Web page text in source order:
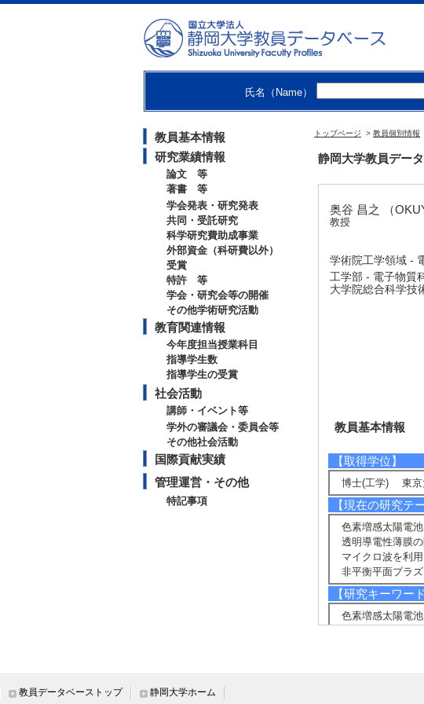
氏名（Name）
教員基本情報
研究業績情報
論文 等
著書 等
学会発表・研究発表
共同・受託研究
科学研究費助成事業
外部資金（科研費以外）
受賞
特許 等
学会・研究会等の開催
その他学術研究活動
教育関連情報
今年度担当授業科目
指導学生数
指導学生の受賞
社会活動
講師・イベント等
学外の審議会・委員会等
その他社会活動
国際貢献実績
管理運営・その他
特記事項
トップページ > 教員個別情報
静岡大学教員デー
奥谷 昌之 （
教授
学術院工学領域 -
工学部 - 電子物質
大学院総合科学技
教員基本情報
【取得学位】
博士(工学) 東
【現在の研究テ
色素増感太陽電
透明導電性薄膜
マイクロ波を利
非平衡平面プラ
【研究キーワード
色素増感太陽電
・日本セラミッ
教員データベーストップ 静岡大学ホーム